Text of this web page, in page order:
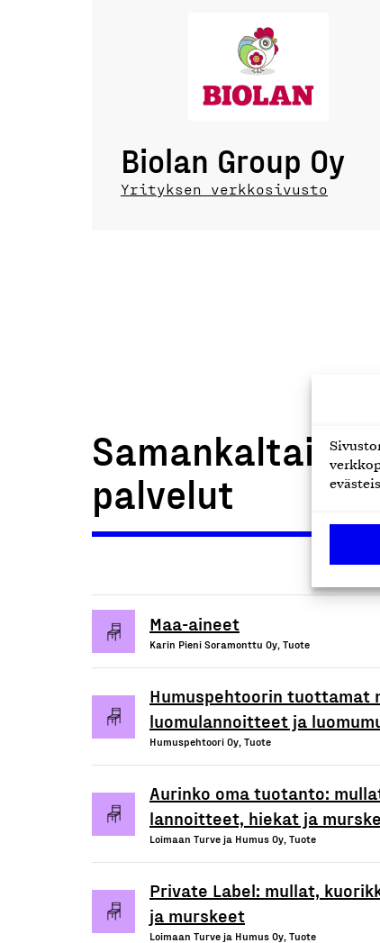
Biolan Group Oy
Yrityksen verkkosivusto
palvelut
Maa-aineet
Karin Pieni Soramonttu Oy, Tuote
Humuspehtoorin tuottamat
luomulannoitteet ja
Humuspehtoori Oy, Tuote
Aurinko oma tuotanto:
lannoitteet, hiekat ja
Loimaan Turve ja Humus Oy, Tuote
Private Label: mullat,
ja murskeet
Loimaan Turve ja Humus Oy, Tuote